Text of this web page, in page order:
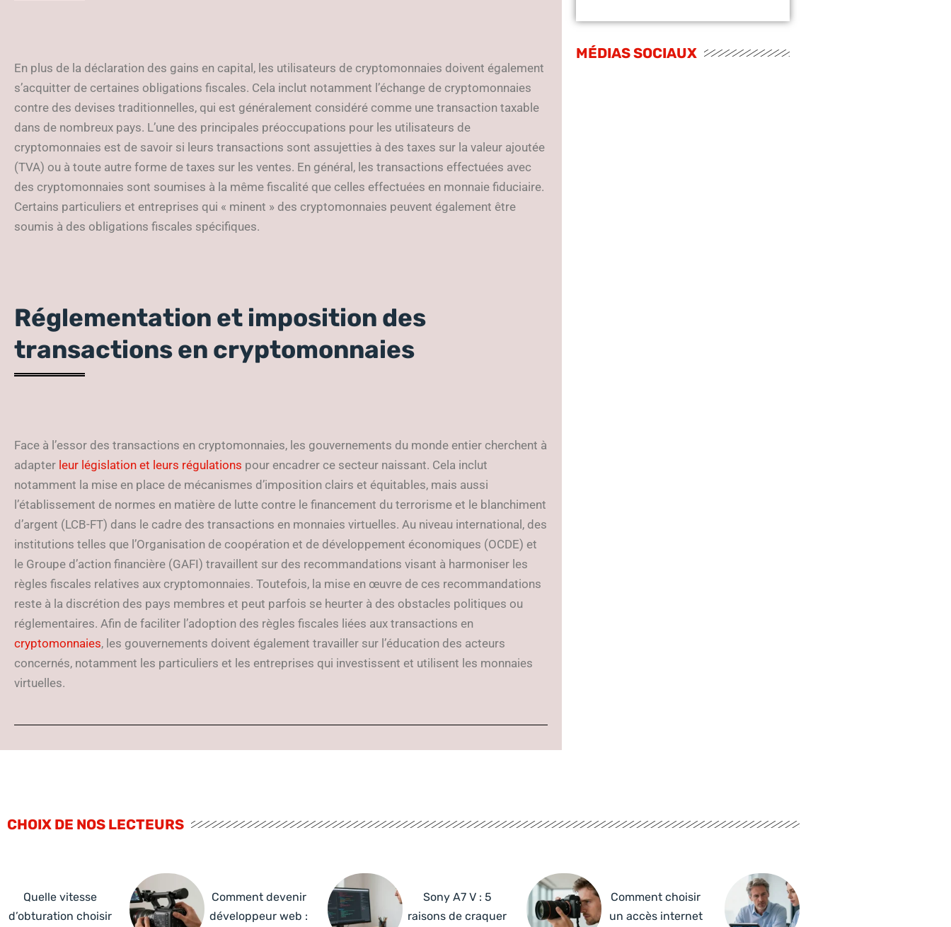
En plus de la déclaration des gains en capital, les utilisateurs de cryptomonnaies doivent également
s’acquitter de certaines obligations fiscales. Cela inclut notamment l’échange de cryptomonnaies
contre des devises traditionnelles, qui est généralement considéré comme une transaction taxable
dans de nombreux pays. L’une des principales préoccupations pour les utilisateurs de
cryptomonnaies est de savoir si leurs transactions sont assujetties à des taxes sur la valeur ajoutée
(TVA) ou à toute autre forme de taxes sur les ventes. En général, les transactions effectuées avec
des cryptomonnaies sont soumises à la même fiscalité que celles effectuées en monnaie fiduciaire.
Certains particuliers et entreprises qui « minent » des cryptomonnaies peuvent également être
soumis à des obligations fiscales spécifiques.
Réglementation et imposition des
transactions en cryptomonnaies
Face à l’essor des transactions en cryptomonnaies, les gouvernements du monde entier cherchent à
adapter leur législation et leurs régulations pour encadrer ce secteur naissant. Cela inclut
notamment la mise en place de mécanismes d’imposition clairs et équitables, mais aussi
l’établissement de normes en matière de lutte contre le financement du terrorisme et le blanchiment
d’argent (LCB-FT) dans le cadre des transactions en monnaies virtuelles. Au niveau international, des
institutions telles que l’Organisation de coopération et de développement économiques (OCDE) et
le Groupe d’action financière (GAFI) travaillent sur des recommandations visant à harmoniser les
règles fiscales relatives aux cryptomonnaies. Toutefois, la mise en œuvre de ces recommandations
reste à la discrétion des pays membres et peut parfois se heurter à des obstacles politiques ou
réglementaires. Afin de faciliter l’adoption des règles fiscales liées aux transactions en
cryptomonnaies, les gouvernements doivent également travailler sur l’éducation des acteurs
concernés, notamment les particuliers et les entreprises qui investissent et utilisent les monnaies
virtuelles.
MÉDIAS SOCIAUX
CHOIX DE NOS LECTEURS
Quelle vitesse
d’obturation choisir
Comment devenir
développeur web :
Sony A7 V : 5
raisons de craquer
Comment choisir
un accès internet